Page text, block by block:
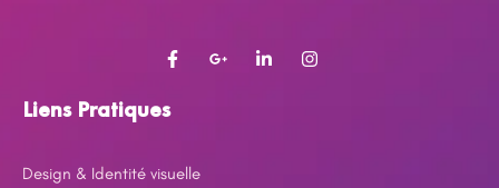
Liens Pratiques
Design & Identité visuelle